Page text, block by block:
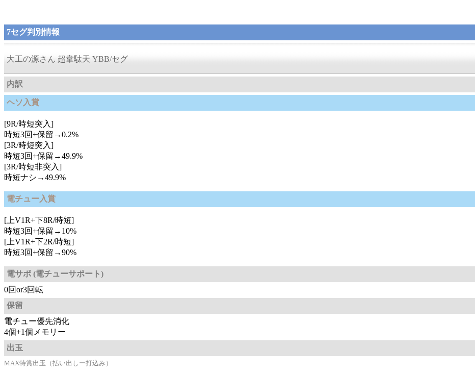
7セグ判別情報
大工の源さん 超韋駄天 YBB/セグ
内訳
ヘソ入賞
[9R/時短突入]
時短3回+保留→0.2%
[3R/時短突入]
時短3回+保留→49.9%
[3R/時短非突入]
時短ナシ→49.9%
電チュー入賞
[上V1R+下8R/時短]
時短3回+保留→10%
[上V1R+下2R/時短]
時短3回+保留→90%
電サポ (電チューサポート)
0回or3回転
保留
電チュー優先消化
4個+1個メモリー
出玉
MAX特賞出玉（払い出しー打込み）